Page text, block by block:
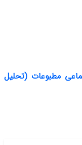
مطبوعات (تحلیل